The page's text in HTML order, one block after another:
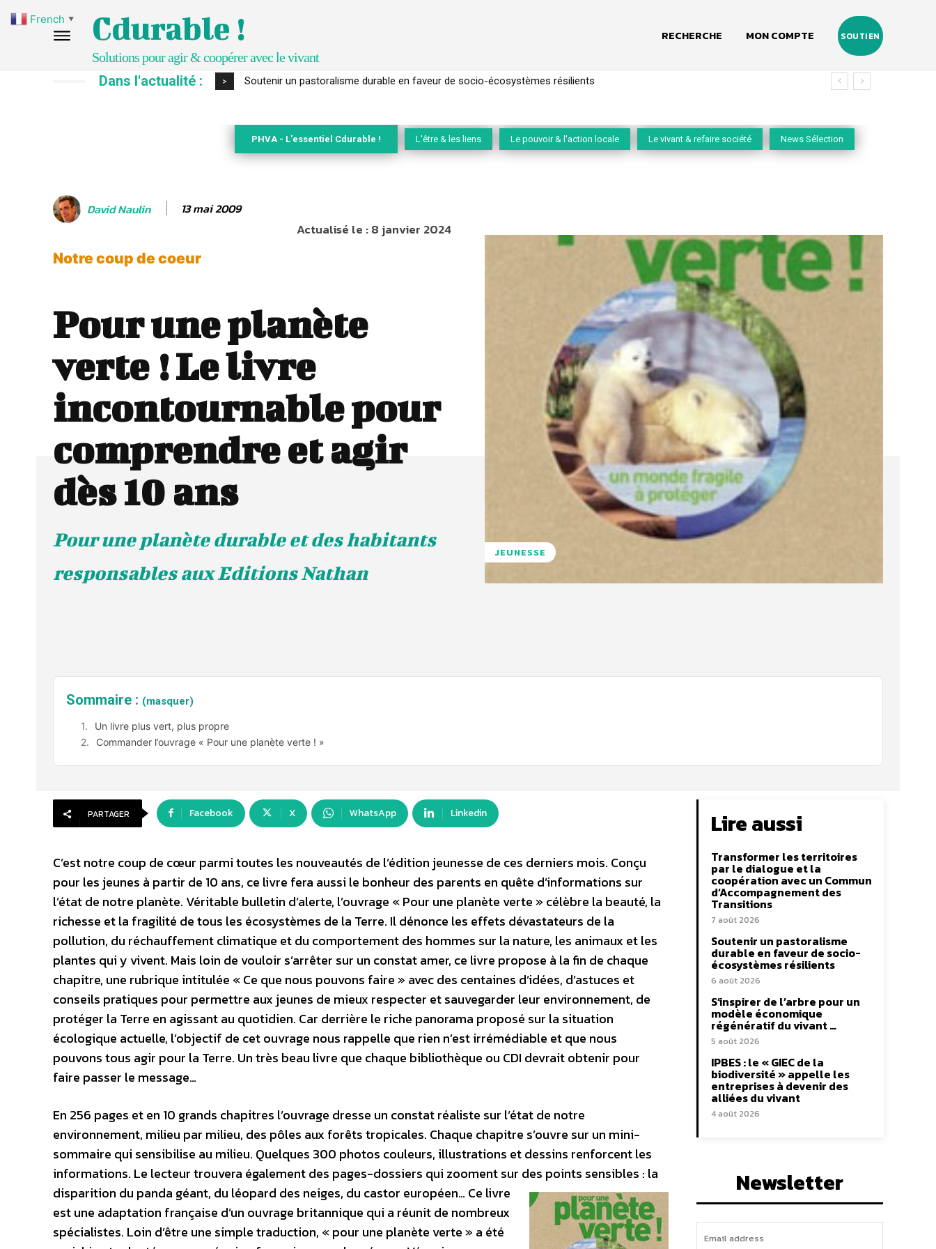
Cdurable !
Solutions pour agir & coopérer avec le vivant
RECHERCHE MON COMPTE SOUTIEN
Dans l'actualité : > S’inspirer de l’arbre pour un modèle économique régénératif du vivant …
PHVA - L'essentiel Cdurable ! L'être & les liens Le pouvoir & l'action locale Le vivant & refaire société News Sélection
David Naulin 13 mai 2009
Actualisé le :8 janvier 2024
Notre coup de coeur
Pour une planète
verte ! Le livre
incontournable pour
comprendre et agir
dès 10 ans
Pour une planète durable et des habitants
responsables aux Editions Nathan
JEUNESSE
Sommaire : (masquer)
Un livre plus vert, plus propre
Commander l’ouvrage « Pour une planète verte ! »
PARTAGER Facebook X WhatsApp Linkedin
C’est notre coup de cœur parmi toutes les nouveautés de l’édition jeunesse de ces derniers mois. Conçu
pour les jeunes à partir de 10 ans, ce livre fera aussi le bonheur des parents en quête d’informations sur
l’état de notre planète. Véritable bulletin d’alerte, l’ouvrage « Pour une planète verte » célèbre la beauté, la
richesse et la fragilité de tous les écosystèmes de la Terre. Il dénonce les effets dévastateurs de la
pollution, du réchauffement climatique et du comportement des hommes sur la nature, les animaux et les
plantes qui y vivent. Mais loin de vouloir s’arrêter sur un constat amer, ce livre propose à la fin de chaque
chapitre, une rubrique intitulée « Ce que nous pouvons faire » avec des centaines d’idées, d’astuces et
conseils pratiques pour permettre aux jeunes de mieux respecter et sauvegarder leur environnement, de
protéger la Terre en agissant au quotidien. Car derrière le riche panorama proposé sur la situation
écologique actuelle, l’objectif de cet ouvrage nous rappelle que rien n’est irrémédiable et que nous
pouvons tous agir pour la Terre. Un très beau livre que chaque bibliothèque ou CDI devrait obtenir pour
faire passer le message…
En 256 pages et en 10 grands chapitres l’ouvrage dresse un constat réaliste sur l’état de notre
environnement, milieu par milieu, des pôles aux forêts tropicales. Chaque chapitre s’ouvre sur un mini-
sommaire qui sensibilise au milieu. Quelques 300 photos couleurs, illustrations et dessins renforcent les
informations. Le lecteur trouvera également des pages-dossiers qui zooment sur des points sensibles : la
disparition du panda géant, du léopard des neiges, du castor européen… Ce livre
est une adaptation française d’un ouvrage britannique qui a réunit de nombreux
spécialistes. Loin d’être une simple traduction, « pour une planète verte » a été
Lire aussi
Transformer les territoires
par le dialogue et la
coopération avec un Commun
d’Accompagnement des
Transitions
7 août 2026
Soutenir un pastoralisme
durable en faveur de socio-
écosystèmes résilients
6 août 2026
S’inspirer de l’arbre pour un
modèle économique
régénératif du vivant …
5 août 2026
IPBES : le « GIEC de la
biodiversité » appelle les
entreprises à devenir des
alliées du vivant
4 août 2026
Newsletter
French ▼